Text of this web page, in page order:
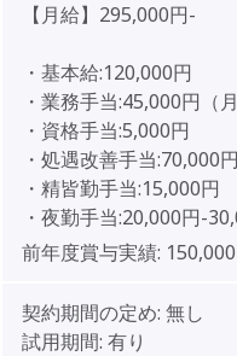
【月給】295,000円-
・基本給:120,000円
・業務手当:45,000円（
・資格手当:5,000円
・処遇改善手当:70,000
・精皆勤手
・夜勤手当:20,000円-
前年度賞与実績:
契約期間の定め: 無し
試用期間: 有り